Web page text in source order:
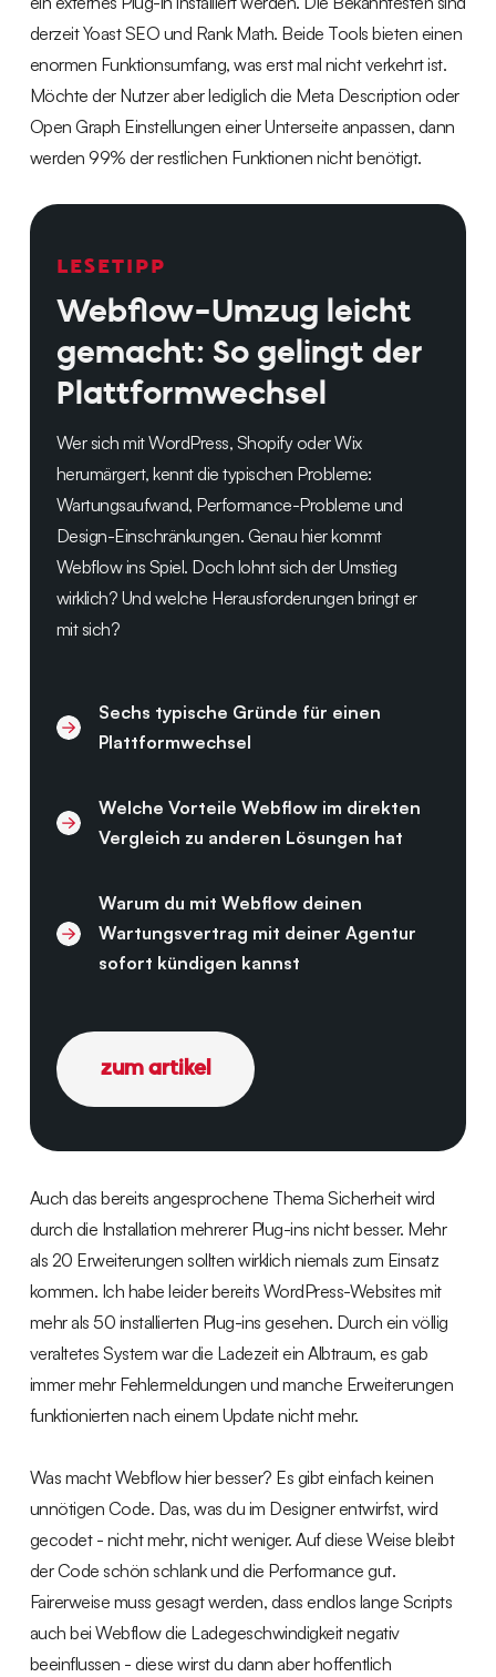
derzeit Yoast SEO und Rank Math. Beide Tools bieten einen
enormen Funktionsumfang, was erst mal nicht verkehrt ist.
Möchte der Nutzer aber lediglich die Meta Description oder
Open Graph Einstellungen einer Unterseite anpassen, dann
werden 99% der restlichen Funktionen nicht benötigt.
LESETIPP
Webflow-Umzug leicht
gemacht: So gelingt der
Plattformwechsel
Wer sich mit WordPress, Shopify oder Wix
herumärgert, kennt die typischen Probleme:
Wartungsaufwand, Performance-Probleme und
Design-Einschränkungen. Genau hier kommt
Webflow ins Spiel. Doch lohnt sich der Umstieg
wirklich? Und welche Herausforderungen bringt er
mit sich?
Sechs typische Gründe für einen
Plattformwechsel
Welche Vorteile Webflow im direkten
Vergleich zu anderen Lösungen hat
Warum du mit Webflow deinen
Wartungsvertrag mit deiner Agentur
sofort kündigen kannst
zum artikel
Auch das bereits angesprochene Thema Sicherheit wird
durch die Installation mehrerer Plug-ins nicht besser. Mehr
als 20 Erweiterungen sollten wirklich niemals zum Einsatz
kommen. Ich habe leider bereits WordPress-Websites mit
mehr als 50 installierten Plug-ins gesehen. Durch ein völlig
veraltetes System war die Ladezeit ein Albtraum, es gab
immer mehr Fehlermeldungen und manche Erweiterungen
funktionierten nach einem Update nicht mehr.
Was macht Webflow hier besser? Es gibt einfach keinen
unnötigen Code. Das, was du im Designer entwirfst, wird
gecodet - nicht mehr, nicht weniger. Auf diese Weise bleibt
der Code schön schlank und die Performance gut.
Fairerweise muss gesagt werden, dass endlos lange Scripts
auch bei Webflow die Ladegeschwindigkeit negativ
beeinflussen - diese wirst du dann aber hoffentlich